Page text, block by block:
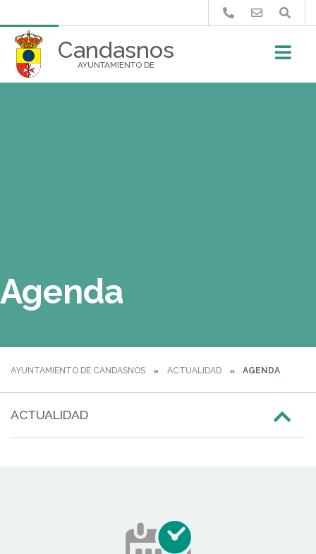
Candasnos
AYUNTAMIENTO DE
Buscar
Agenda
AYUNTAMIENTO DE CANDASNOS ACTUALIDAD AGENDA
ACTUALIDAD